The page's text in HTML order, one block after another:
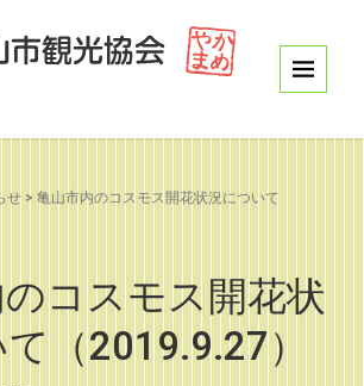
せ > 亀山市内のコスモス開花状況について
コスモス開花状
（2019.9.27）